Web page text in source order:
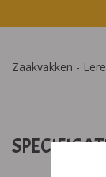
Zaakvakken -